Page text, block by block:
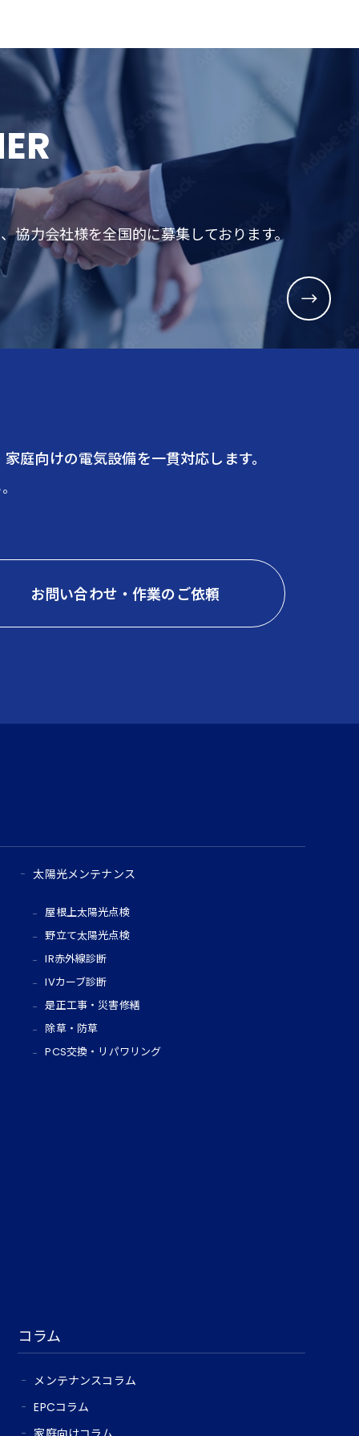
協力会社様を全国的に募集しております。
庭向けの電気設備を一貫対応します。
お問い合わせ・作業のご依頼
太陽光メンテナンス
屋根上太陽光点検
野立て太陽光点検
IR赤外線診断
IVカーブ診断
是正工事・災害修繕
除草・防草
PCS交換・リパワリング
コラム
メンテナンスコラム
EPCコラム